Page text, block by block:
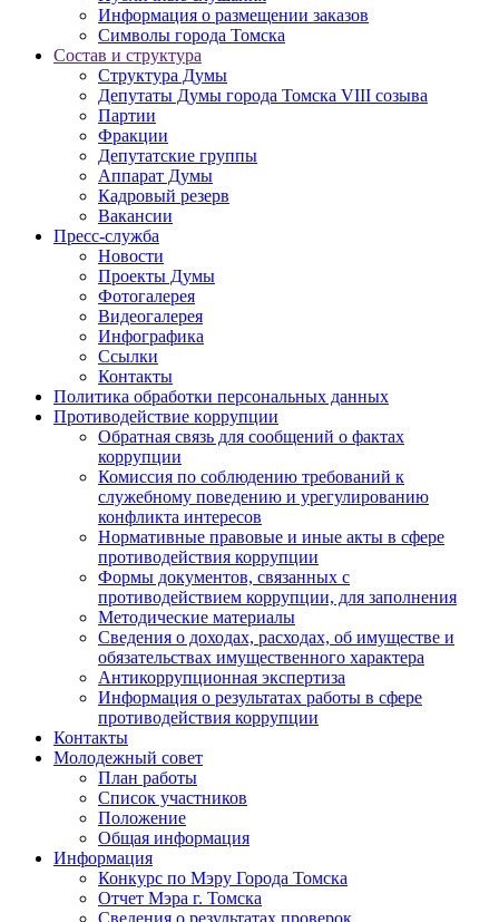
Информация о размещении заказов
Символы города Томска
Состав и структура
Структура Думы
Депутаты Думы города Томска VIII созыва
Партии
Фракции
Депутатские группы
Аппарат Думы
Кадровый резерв
Вакансии
Пресс-служба
Новости
Проекты Думы
Фотогалерея
Видеогалерея
Инфографика
Ссылки
Контакты
Политика обработки персональных данных
Прoтивoдeйствие кoрpупции
Обратная связь для сообщений о фактах
коррупции
Комиссия по соблюдению требований к
служебному поведению и урегулированию
конфликта интересов
Нормативные правовые и иные акты в сфере
противодействия коррупции
Формы документов, связанных с
противодействием коррупции, для заполнения
Методические материалы
Сведения о доходах, расходах, об имуществе и
обязательствах имущественного характера
Антикоррупционная экспертиза
Информация о результатах работы в сфере
противодействия коррупции
Контакты
Молодежный совет
План работы
Список участников
Положение
Общая информация
Информация
Конкурс по Мэру Города Томска
Отчет Мэра г. Томска
Сведения о результатах проверок